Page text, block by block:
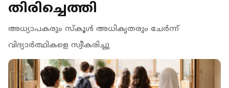
തിരിച്ചെത്തി
അധ്യാപകരും സ്‌കൂള്‍ അധികൃതരും ചേര്‍ന്ന്
വിദ്യാര്‍ത്ഥികളെ സ്വീകരിച്ചു